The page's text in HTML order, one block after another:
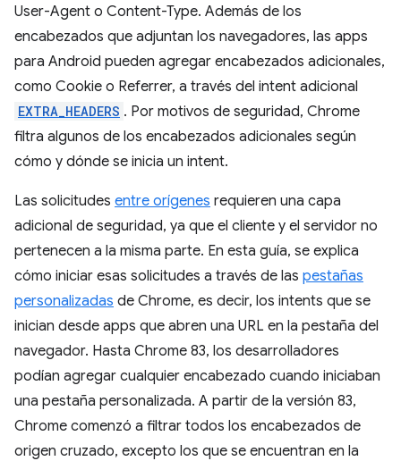
User-Agent o Content-Type. Además de los
encabezados que adjuntan los navegadores, las apps
para Android pueden agregar encabezados adicionales,
como Cookie o Referrer, a través del intent adicional
EXTRA_HEADERS . Por motivos de seguridad, Chrome
filtra algunos de los encabezados adicionales según
cómo y dónde se inicia un intent.
Las solicitudes entre orígenes requieren una capa
adicional de seguridad, ya que el cliente y el servidor no
pertenecen a la misma parte. En esta guía, se explica
cómo iniciar esas solicitudes a través de las pestañas
personalizadas de Chrome, es decir, los intents que se
inician desde apps que abren una URL en la pestaña del
navegador. Hasta Chrome 83, los desarrolladores
podían agregar cualquier encabezado cuando iniciaban
una pestaña personalizada. A partir de la versión 83,
Chrome comenzó a filtrar todos los encabezados de
origen cruzado, excepto los que se encuentran en la